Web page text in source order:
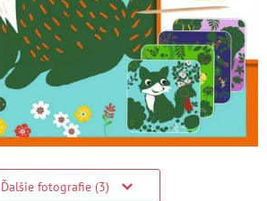
Ďalšie fotografie (3)